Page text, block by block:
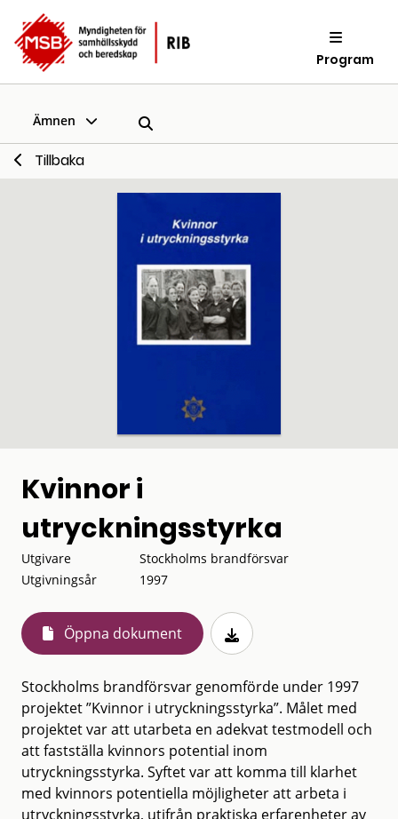
Program
Ämnen
Tillbaka
Kvinnor i
utryckningsstyrka
Utgivare
Stockholms brandförsvar
Utgivningsår
1997
Öppna dokument
Stockholms brandförsvar genomförde under 1997
projektet ”Kvinnor i utryckningsstyrka”. Målet med
projektet var att utarbeta en adekvat testmodell och
att fastställa kvinnors potential inom
utryckningsstyrka. Syftet var att komma till klarhet
med kvinnors potentiella möjligheter att arbeta i
utryckningsstyrka, utifrån praktiska erfarenheter av